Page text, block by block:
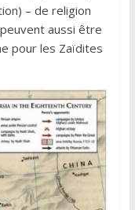
– de religion
aussi être
pour les Zaïdites